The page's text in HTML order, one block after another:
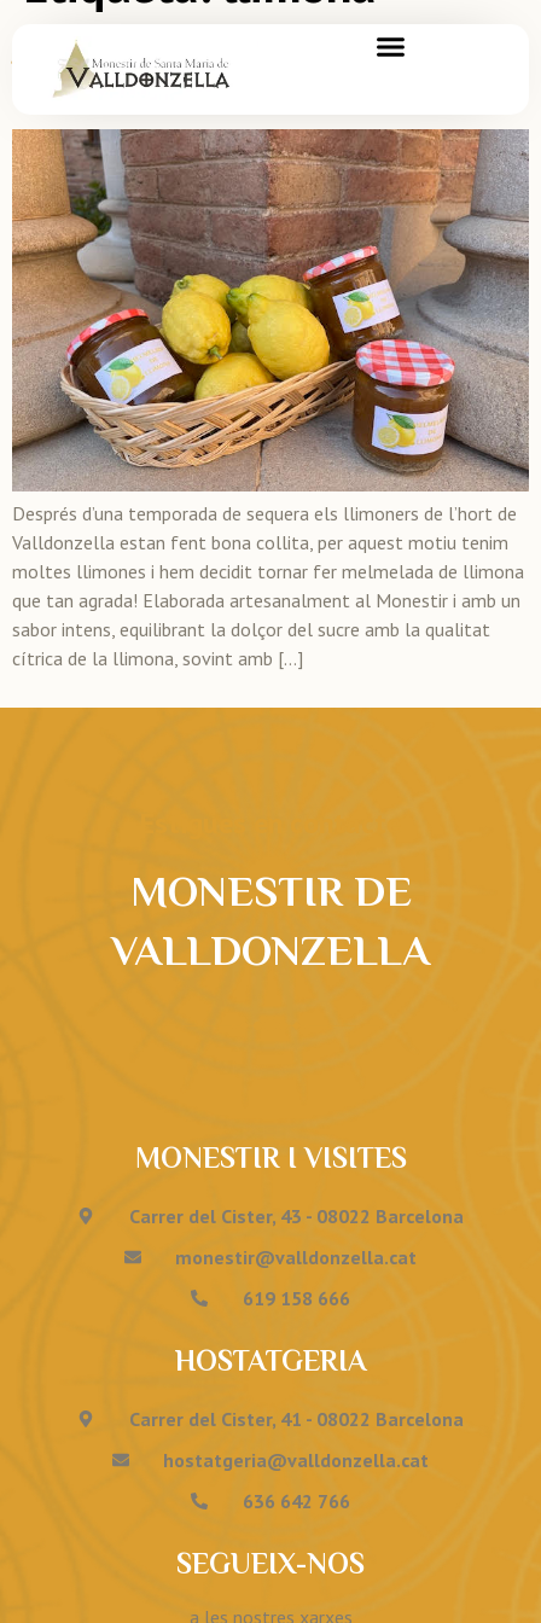
Ja tenim melmelada de llimona
del Monestir
Després d’una temporada de sequera els llimoners de l’hort de
Valldonzella estan fent bona collita, per aquest motiu tenim
moltes llimones i hem decidit tornar fer melmelada de llimona
que tan agrada! Elaborada artesanalment al Monestir i amb un
sabor intens, equilibrant la dolçor del sucre amb la qualitat
cítrica de la llimona, sovint amb […]
MONESTIR DE
VALLDONZELLA
MONESTIR I VISITES
Carrer del Cister, 43 - 08022 Barcelona
monestir@valldonzella.cat
619 158 666
HOSTATGERIA
Carrer del Cister, 41 - 08022 Barcelona
hostatgeria@valldonzella.cat
636 642 766
SEGUEIX-NOS
a les nostres xarxes